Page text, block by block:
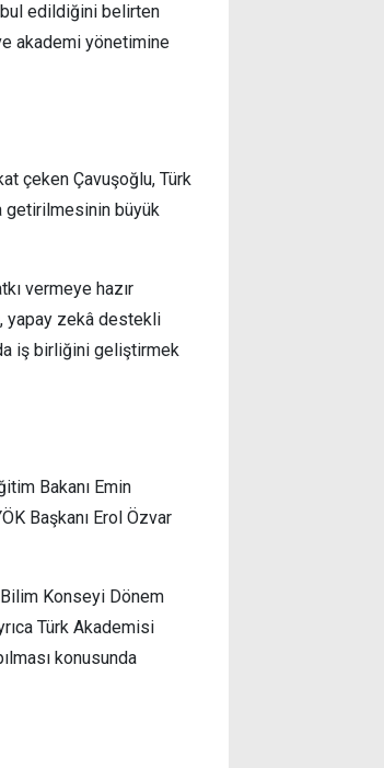
edildiğini belirten
akademi yönetimine
çeken Çavuşoğlu, Türk
getirilmesinin büyük
vermeye hazır
yapay zekâ destekli
iş birliğini geliştirmek
Bakanı Emin
Başkanı Erol Özvar
Bilim Konseyi Dönem
Türk Akademisi
konusunda